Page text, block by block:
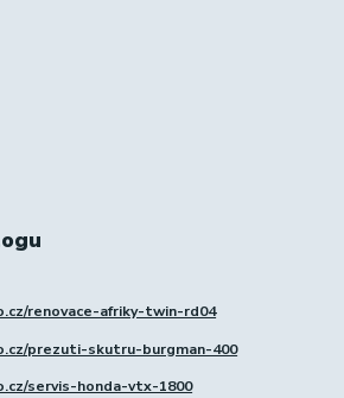
renovace-afriky-twin-rd04
prezuti-skutru-burgman-400
servis-honda-vtx-1800